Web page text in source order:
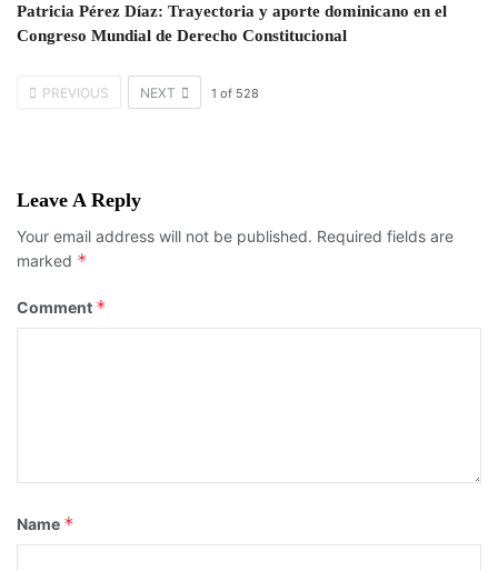
Patricia Pérez Díaz: Trayectoria y aporte dominicano en el
Congreso Mundial de Derecho Constitucional
PREVIOUS NEXT 1 of 528
Leave A Reply
Your email address will not be published. Required fields are
marked *
Comment *
Name *